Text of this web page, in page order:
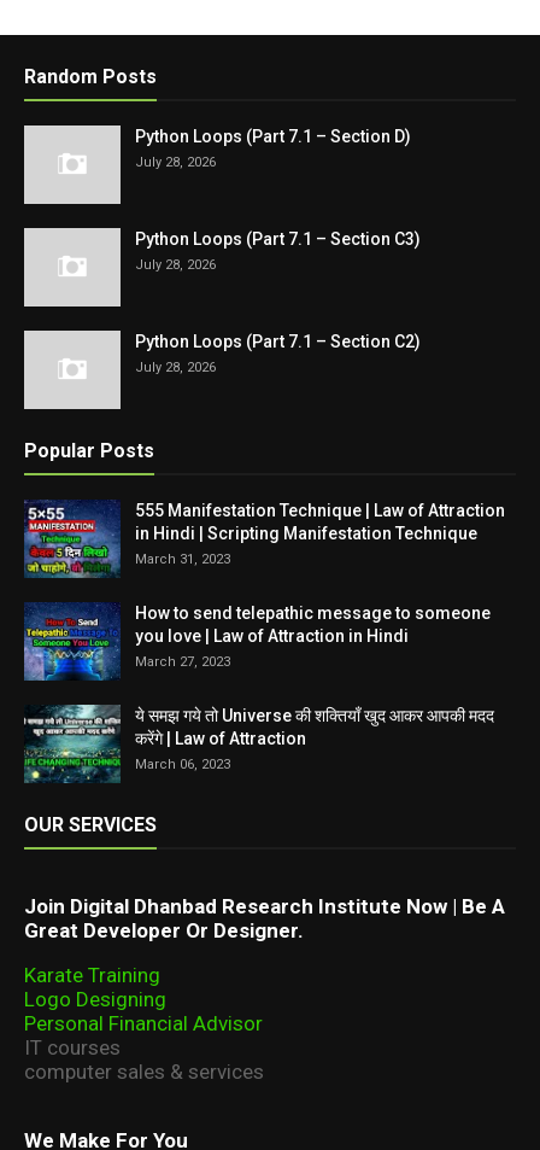
Random Posts
Python Loops (Part 7.1 – Section D)
July 28, 2026
Python Loops (Part 7.1 – Section C3)
July 28, 2026
Python Loops (Part 7.1 – Section C2)
July 28, 2026
Popular Posts
555 Manifestation Technique | Law of Attraction
in Hindi | Scripting Manifestation Technique
March 31, 2023
How to send telepathic message to someone
you love | Law of Attraction in Hindi
March 27, 2023
ये समझ गये तो Universe की शक्तियाँ खुद आकर आपकी मदद
करेंगे | Law of Attraction
March 06, 2023
OUR SERVICES
Join Digital Dhanbad Research Institute Now | Be A
Great Developer Or Designer.
Karate Training
Logo Designing
Personal Financial Advisor
IT courses
computer sales & services
We Make For You